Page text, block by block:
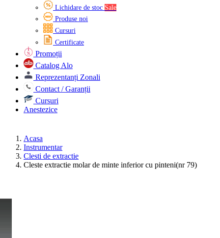
Lichidare de stoc Sale
Produse noi
Cursuri
Certificate
Promoții
Catalog Alo
Reprezentanți Zonali
Contact / Garanții
Cursuri
Anestezice
Acasa
Instrumentar
Clesti de extractie
Cleste extractie molar de minte inferior cu pinteni(nr 79)